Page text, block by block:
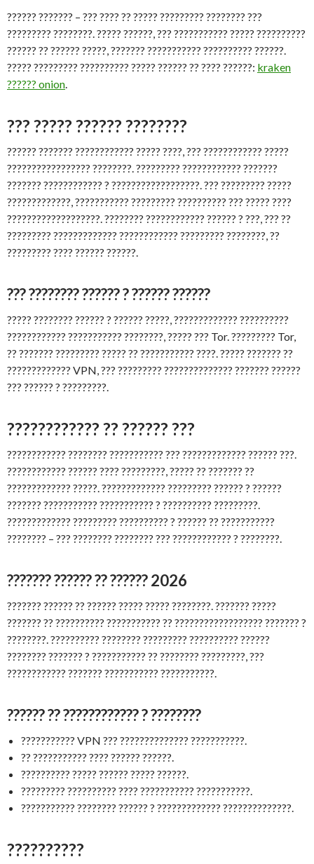
?????? ??????? – ??? ???? ?? ????? ????????? ???????? ???
????????? ????????. ????? ??????, ??? ??????????? ????? ??????????
?????? ?? ?????? ?????, ??????? ??????????? ?????????? ??????.
????? ????????? ?????????? ????? ?????? ?? ???? ??????: kraken
?????? onion.
??? ????? ?????? ????????
?????? ??????? ???????????? ????? ????, ??? ???????????? ?????
????????????????? ????????. ????????? ???????????? ???????
??????? ???????????? ? ??????????????????. ??? ????????? ?????
?????????????, ??????????? ????????? ?????????? ??? ????? ????
???????????????????. ???????? ???????????? ?????? ? ???, ??? ??
????????? ????????????? ???????????? ????????? ????????, ??
????????? ???? ?????? ??????.
??? ???????? ?????? ? ?????? ??????
????? ???????? ?????? ? ?????? ?????, ????????????? ??????????
???????????? ??????????? ????????, ????? ??? Tor. ????????? Tor,
?? ??????? ????????? ????? ?? ??????????? ????. ????? ??????? ??
????????????? VPN, ??? ????????? ?????????????? ??????? ??????
??? ?????? ? ?????????.
???????????? ?? ?????? ???
???????????? ???????? ??????????? ??? ????????????? ?????? ???.
???????????? ?????? ???? ?????????, ????? ?? ??????? ??
????????????? ?????. ????????????? ????????? ?????? ? ??????
??????? ??????????? ??????????? ? ?????????? ?????????.
????????????? ????????? ?????????? ? ?????? ?? ???????????
???????? – ??? ???????? ???????? ??? ???????????? ? ????????.
??????? ?????? ?? ?????? 2026
??????? ?????? ?? ?????? ????? ????? ????????. ??????? ?????
??????? ?? ?????????? ??????????? ?? ?????????????????? ??????? ?
????????. ?????????? ???????? ????????? ?????????? ??????
???????? ??????? ? ??????????? ?? ???????? ?????????, ???
???????????? ??????? ??????????? ???????????.
?????? ?? ???????????? ? ????????
??????????? VPN ??? ?????????????? ???????????.
?? ??????????? ???? ?????? ??????.
?????????? ????? ?????? ????? ??????.
????????? ?????????? ???? ??????????? ???????????.
??????????? ???????? ?????? ? ????????????? ??????????????.
??????????